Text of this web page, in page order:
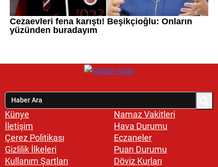
Künye
İletişim
Çerez Politikası
Gizlilik İlkeleri
Kullanım Şartları
Namaz Vakitleri
Hava Durumu
Eczaneler
Puan Durumu
Döviz Kurları